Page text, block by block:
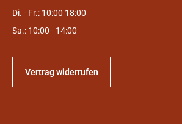
Di. - Fr.: 10:00 18:00
Sa.: 10:00 - 14:00
Vertrag widerrufen